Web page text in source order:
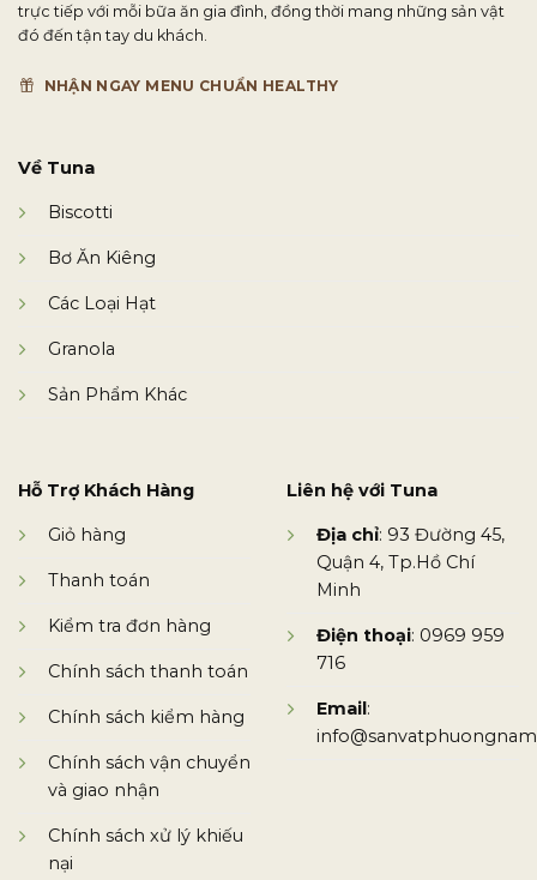
trực tiếp với mỗi bữa ăn gia đình, đồng thời mang những sản vật
đó đến tận tay du khách.
NHẬN NGAY MENU CHUẨN HEALTHY
Về Tuna
Biscotti
Bơ Ăn Kiêng
Các Loại Hạt
Granola
Sản Phẩm Khác
Hỗ Trợ Khách Hàng
Giỏ hàng
Thanh toán
Kiểm tra đơn hàng
Chính sách thanh toán
Chính sách kiểm hàng
Chính sách vận chuyển
và giao nhận
Chính sách xử lý khiếu
nại
Liên hệ với Tuna
Địa chỉ: 93 Đường 45,
Quận 4, Tp.Hồ Chí
Minh
Điện thoại: 0969 959
716
Email: